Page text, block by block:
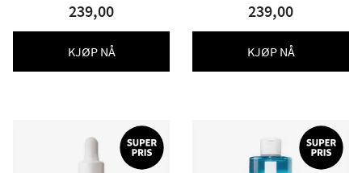
239,00
KJØP NÅ
239,00
KJØP NÅ